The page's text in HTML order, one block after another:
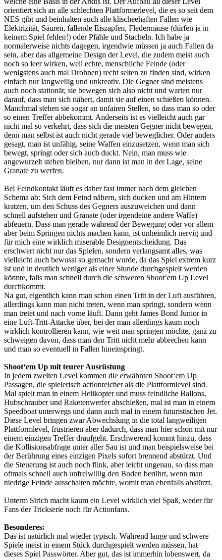
orientiert sich an alle schlechten Plattformerlevel, die es so seit dem
NES gibt und beinhalten auch alle klischeehaften Fallen wie
Elektrizität, Säuren, fallende Eiszapfen, Fledermäuse (dürfen ja in
keinem Spiel fehlen!) oder Pfähle und Stacheln. Ich habe ja
normalerweise nichts dagegen, irgendwie müssen ja auch Fallen da
sein, aber das allgemeine Design der Level, die zudem meist auch
noch so leer wirken, weil echte, menschliche Feinde (oder
wenigstens auch mal Drohnen) recht selten zu finden sind, wirken
einfach nur langweilig und unkreativ. Die Gegner sind meistens
auch noch stationär, sie bewegen sich also nicht und warten nur
darauf, dass man sich nähert, damit sie auf einen schießen können.
Manchmal stehen sie sogar an unfairen Stellen, so dass man so oder
so einen Treffer abbekommt. Anderseits ist es vielleicht auch gar
nicht mal so verkehrt, dass sich die meisten Gegner nicht bewegen,
denn man selbst ist auch nicht gerade viel beweglicher. Oder anders
gesagt, man ist unfähig, seine Waffen einzusetzen, wenn man sich
bewegt, springt oder sich auch duckt. Nein, man muss wie
angewurzelt stehen bleiben, nur dann ist man in der Lage, seine
Granate zu werfen.
Bei Feindkontakt läuft es daher fast immer nach dem gleichen
Schema ab: Sich dem Feind nähern, sich ducken und am Hintern
kratzen, um den Schuss des Gegners auszuweichen und dann
schnell aufstehen und Granate (oder irgendeine andere Waffe)
abfeuern. Dass man gerade während der Bewegung oder vor allem
aber beim Springen nichts machen kann, ist unheimlich nervig und
für mich eine wirklich miserable Designentscheidung. Das
erschwert nicht nur das Spielen, sondern verlangsamt alles, was
vielleicht auch bewusst so gemacht wurde, da das Spiel extrem kurz
ist und in deutlich weniger als einer Stunde durchgespielt werden
könnte, falls man schnell durch die schweren Shoot‘em Up Level
durchkommt.
Na gut, eigentlich kann man schon einen Tritt in der Luft ausführen,
allerdings kann man nicht treten, wenn man springt, sondern wenn
man tretet und nach vorne läuft. Dann geht James Bond Junior in
eine Luft-Tritt-Attacke über, bei der man allerdings kaum noch
wirklich kontrollieren kann, wie weit man springen möchte, ganz zu
schweigen davon, dass man den Tritt nicht mehr abbrechen kann
und man so eventuell in Fallen hineinspringt.
Shoot‘em Up mit teurer Ausrüstung
In jedem zweiten Level kommen die erwähnten Shoot‘em Up
Passagen, die spielerisch actionreicher als die Plattformlevel sind.
Mal spielt man in einem Helikopter und muss feindliche Ballons,
Hubschrauber und Raketenwerfer abschießen, mal ist man in einem
Speedboat unterwegs und dann auch mal in einem futuristischen Jet.
Diese Level bringen zwar Abwechslung in die total langweiligen
Plattformlevel, frustrieren aber dadurch, dass man hier schon mit nur
einem einzigen Treffer draufgeht. Erschwerend kommt hinzu, dass
die Kollisionsabfrage unter aller Sau ist und man beispielsweise bei
der Berührung eines einzigen Pixels sofort brennend abstürzt. Und
die Steuerung ist auch noch flink, aber leicht ungenau, so dass man
oftmals schnell auch unfreiwillig den Boden berührt, wenn man
niedrige Feinde ausschalten möchte, womit man ebenfalls abstürzt.
Unterm Strich macht kaum ein Level wirklich viel Spaß, weder für
Fans der Trickserie noch für Actionfans.
Besonderes:
Das ist natürlich mal wieder typisch. Während lange und schwere
Spiele meist in einem Stück durchgespielt werden müssen, hat
dieses Spiel Passwörter. Aber gut, das ist immerhin lobenswert, da